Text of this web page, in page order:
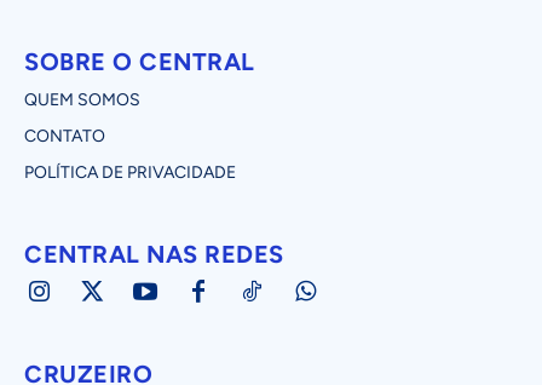
SOBRE O CENTRAL
QUEM SOMOS
CONTATO
POLÍTICA DE PRIVACIDADE
CENTRAL NAS REDES
CRUZEIRO